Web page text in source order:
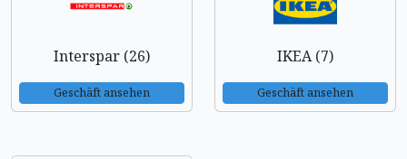
Interspar (26)
Geschäft ansehen
IKEA (7)
Geschäft ansehen